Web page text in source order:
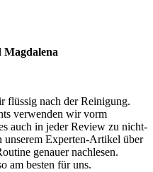
Magdalena
flüssig nach der Reinigung.
verwenden wir vorm
auch in jeder Review zu nicht-
Experten-Artikel über
genauer nachlesen.
am besten für uns.